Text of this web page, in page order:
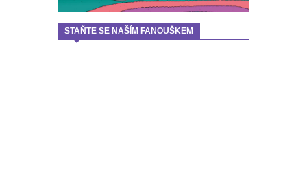
STAŇTE SE NAŠÍM FANOUŠKEM